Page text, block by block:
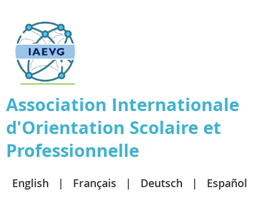
Association Internationale
d'Orientation Scolaire et
Professionnelle
English Français Deutsch Español